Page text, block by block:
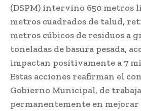
(DSPM) intervino 650 metros
metros cuadrados de talud,
metros cúbicos de residuos a
toneladas de basura pesada,
impactan positivamente a 7
Estas acciones reafirman el
Gobierno Municipal, de
permanentemente en